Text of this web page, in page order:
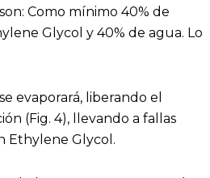
Como mínimo 40% de
Glycol y 40% de agua. Lo
evaporará, liberando el
(Fig. 4), llevando a fallas
Ethylene Glycol.